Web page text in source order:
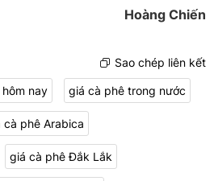
Hoàng Chiến
Sao chép liên kết
nay giá cà phê trong nước
cà phê Arabica
giá cà phê Đắk Lắk